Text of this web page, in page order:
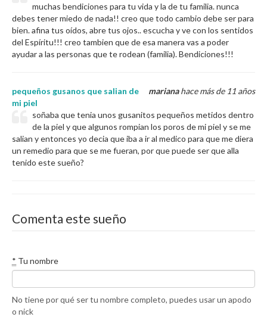
muchas bendiciones para tu vida y la de tu familia. nunca
debes tener miedo de nada!! creo que todo cambio debe ser para
bien. afina tus oídos, abre tus ojos.. escucha y ve con los sentidos
del Espíritu!!! creo tambien que de esa manera vas a poder
ayudar a las personas que te rodean (familia). Bendiciones!!!
marianahace más de 11 años
pequeños gusanos que salian de
mi piel
soñaba que tenia unos gusanitos pequeños metidos dentro
de la piel y que algunos rompian los poros de mi piel y se me
salian y entonces yo decia que iba a ir al medico para que me diera
un remedio para que se me fueran, por que puede ser que alla
tenido este sueño?
Comenta este sueño
* Tu nombre
No tiene por qué ser tu nombre completo, puedes usar un apodo
o nick